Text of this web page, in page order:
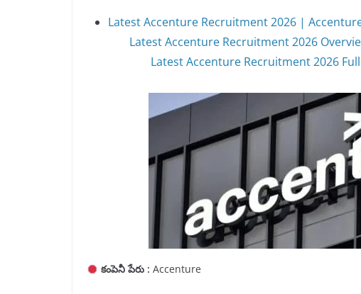
Latest Accenture Recruitment 2026 |
Latest Accenture Recruitment 2026
Latest Accenture Recruitment 2026
కంపెనీ పేరు : Accenture